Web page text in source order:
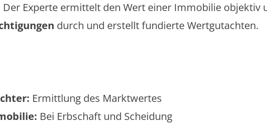
Der Experte ermittelt den Wert einer Immobilie objektiv
durch und erstellt fundierte Wertgutachten.
Ermittlung des Marktwertes
Bei Erbschaft und Scheidung